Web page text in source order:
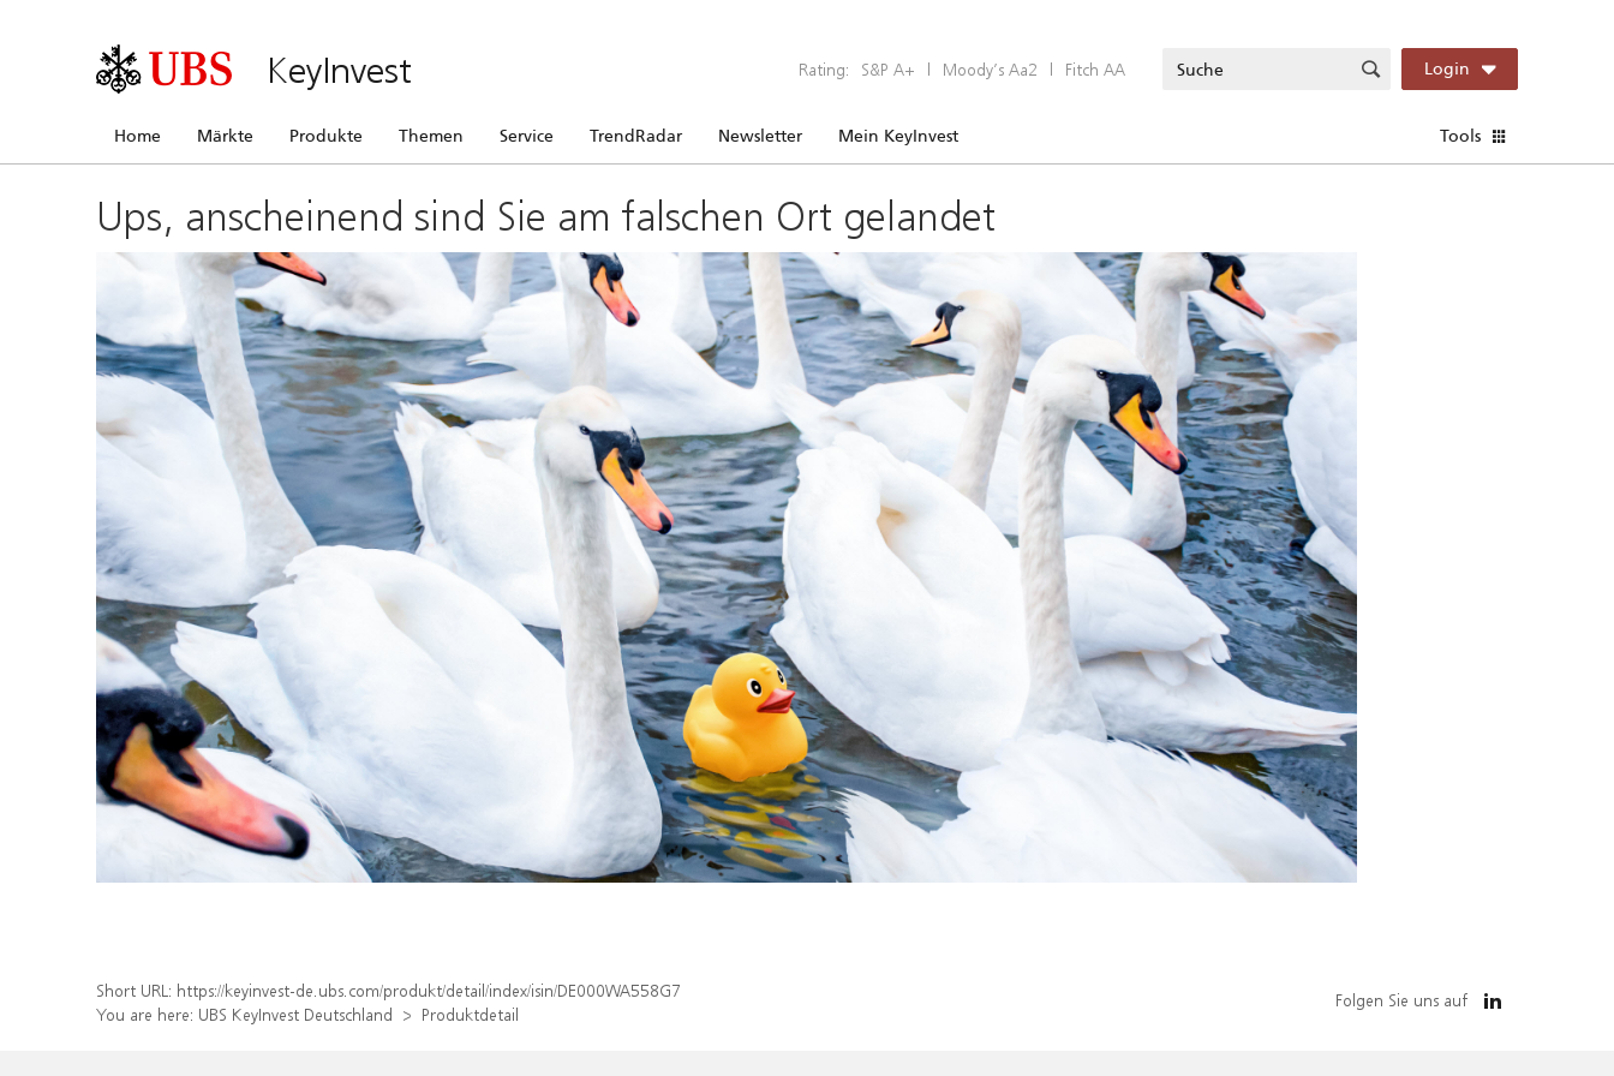
KeyInvest Rating: S&P A+ | Moody’s Aa2 | Fitch AA Login
Home Märkte Produkte Themen Service TrendRadar Newsletter Mein KeyInvest Tools
Ups, anscheinend sind Sie am falschen Ort gelandet
Short URL: https://keyinvest-de.ubs.com/produkt/detail/index/isin/DE000WA558G7
You are here: UBS KeyInvest Deutschland Produktdetail
Folgen Sie uns auf